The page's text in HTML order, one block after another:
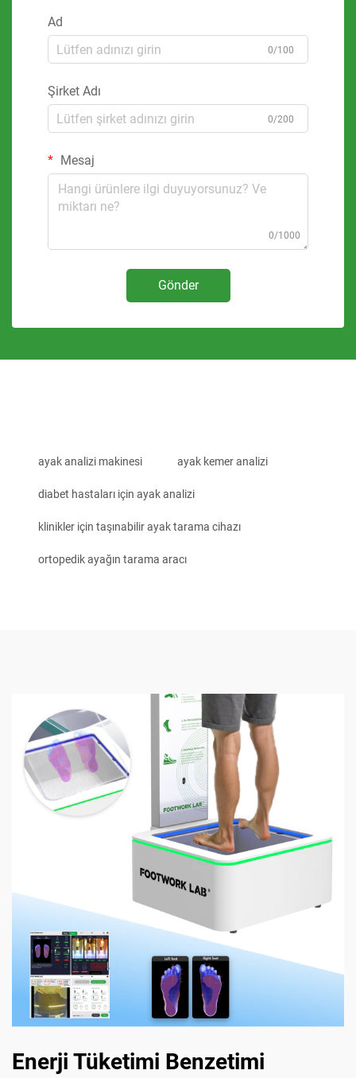
Ad
0/100
Şirket Adı
0/200
Mesaj
0/1000
Gönder
ayak analizi makinesi ayak kemer analizi
diabet hastaları için ayak analizi
klinikler için taşınabilir ayak tarama cihazı
ortopedik ayağın tarama aracı
Enerji Tüketimi Benzetimi